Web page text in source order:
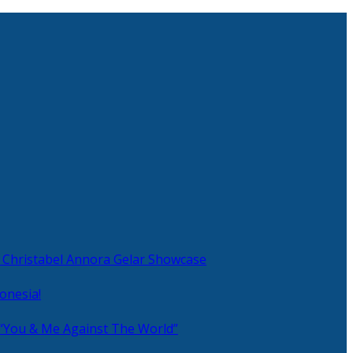
Annora Gelar Showcase
& Me Against The World”